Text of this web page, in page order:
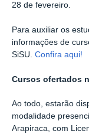
28 de fevereiro.
Para auxiliar os
informações de
SiSU. Confira aqui!
Cursos ofertados
Ao todo, estarão
modalidade
Arapiraca, com